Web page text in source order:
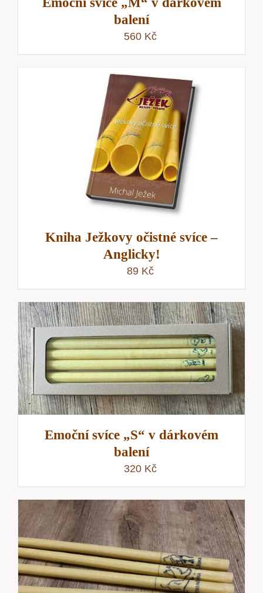
balení
560 Kč
Kniha Ježkovy očistné svíce –
Anglicky!
89 Kč
Emoční svíce „S“ v dárkovém
balení
320 Kč